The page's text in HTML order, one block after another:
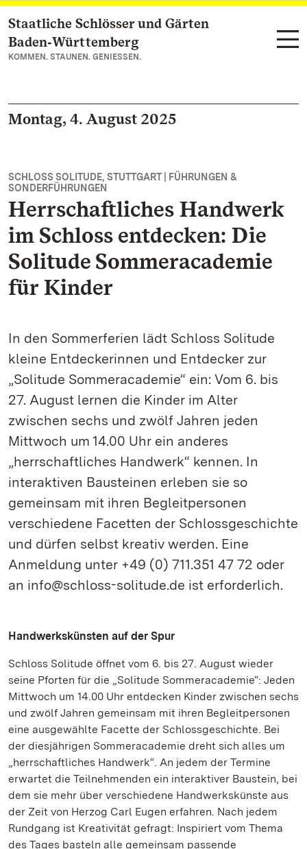
Zum Hauptinhalt springen
Staatliche Schlösser und Gärten
Baden‑Württemberg
KOMMEN. STAUNEN. GENIESSEN.
Montag, 4. August 2025
SCHLOSS SOLITUDE, STUTTGART | FÜHRUNGEN &
SONDERFÜHRUNGEN
Herrschaftliches Handwerk
im Schloss entdecken: Die
Solitude Sommeracademie
für Kinder
In den Sommerferien lädt Schloss Solitude
kleine Entdeckerinnen und Entdecker zur
„Solitude Sommeracademie“ ein: Vom 6. bis
27. August lernen die Kinder im Alter
zwischen sechs und zwölf Jahren jeden
Mittwoch um 14.00 Uhr ein anderes
„herrschaftliches Handwerk“ kennen. In
interaktiven Bausteinen erleben sie so
gemeinsam mit ihren Begleitpersonen
verschiedene Facetten der Schlossgeschichte
und dürfen selbst kreativ werden. Eine
Anmeldung unter +49 (0) 711.351 47 72 oder
an info@schloss-solitude.de ist erforderlich.
Handwerkskünsten auf der Spur
Schloss Solitude öffnet vom 6. bis 27. August wieder
seine Pforten für die „Solitude Sommeracademie“: Jeden
Mittwoch um 14.00 Uhr entdecken Kinder zwischen sechs
und zwölf Jahren gemeinsam mit ihren Begleitpersonen
eine ausgewählte Facette der Schlossgeschichte. Bei
der diesjährigen Sommeracademie dreht sich alles um
„herrschaftliches Handwerk“. An jedem der Termine
erwartet die Teilnehmenden ein interaktiver Baustein, bei
dem sie mehr über verschiedene Handwerkskünste aus
der Zeit von Herzog Carl Eugen erfahren. Nach jedem
Rundgang ist Kreativität gefragt: Inspiriert vom Thema
des Tages basteln alle gemeinsam passende